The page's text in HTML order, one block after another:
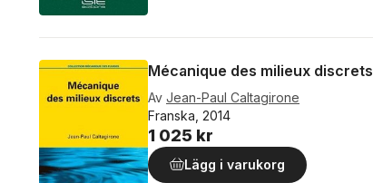
Mécanique des milieux discrets
Av Jean-Paul Caltagirone
Franska, 2014
1 025 kr
Lägg i varukorg